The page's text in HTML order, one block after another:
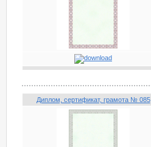
Диплом, сертификат, грамота № 085